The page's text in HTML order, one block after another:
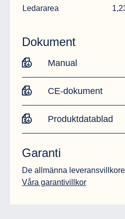
Ledararea
Dokument
Manual
CE-dokument
Produktdatablad
Garanti
De allmänna
Våra garantivillkor